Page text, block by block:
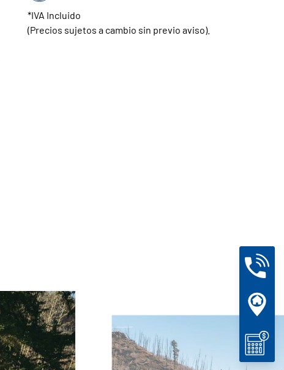
*IVA Incluido
(Precios sujetos a cambio sin previo aviso).